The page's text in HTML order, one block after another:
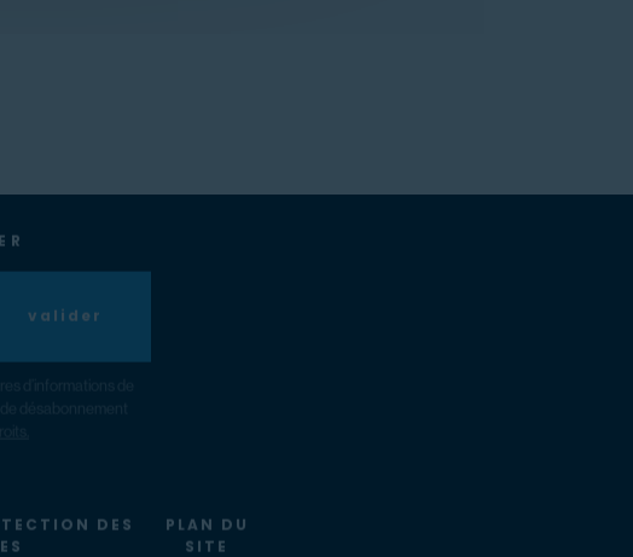
valider
DES
PLAN DU
SITE